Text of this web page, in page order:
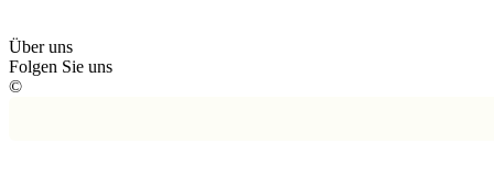
Über uns
Folgen Sie uns
©